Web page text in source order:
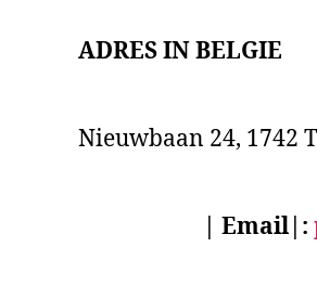
ADRES IN BELGIE
Nieuwbaan 24, 1742
| Email|: